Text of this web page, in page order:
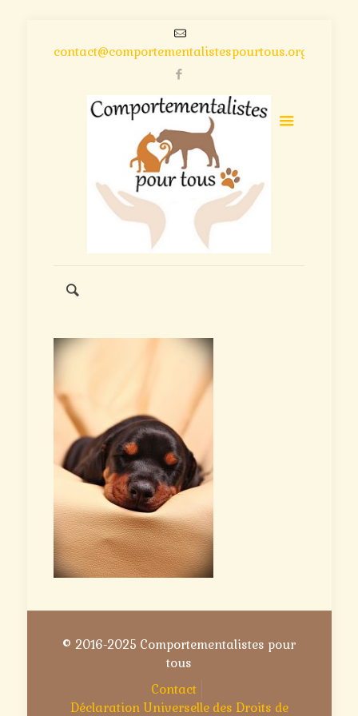
contact@comportementalistespourtous.org
© 2016-2025 Comportementalistes pour
tous
Contact
Déclaration Universelle des Droits de